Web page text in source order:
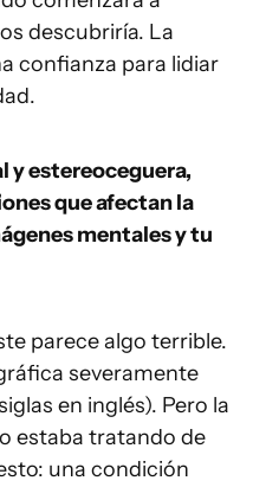
descubriría. La
confianza para lidiar
y estereoceguera,
que afectan la
mentales y tu
parece algo terrible.
severamente
en inglés). Pero la
estaba tratando de
una condición